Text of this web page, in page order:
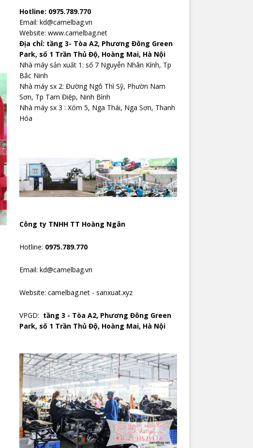
Hotline: 0975.789.770
Email: kd@camelbag.vn
Website: www.camelbag.net
Địa chỉ: tầng 3- Tòa A2, Phương Đông Green
Park, số 1 Trần Thủ Độ, Hoàng Mai, Hà Nội
Nhà máy sản xuất 1: số 7 Nguyễn Nhân Kính, Tp
Bắc Ninh
Nhà máy sx 2: Đường Ngô Thì Sỹ, Phườn Nam
Sơn, Tp Tam Điệp, Ninh Bình
Nhà máy sx 3 : Xóm 5, Nga Thái, Nga Sơn, Thanh
Hóa
Công ty TNHH TT Hoàng Ngân
Hotline: 0975.789.770
Email: kd@camelbag.vn
Website: camelbag.net- sanxuat.xyz
VPGD: tầng 3 - Tòa A2, Phương Đông Green
Park, số 1 Trần Thủ Độ, Hoàng Mai, Hà Nội